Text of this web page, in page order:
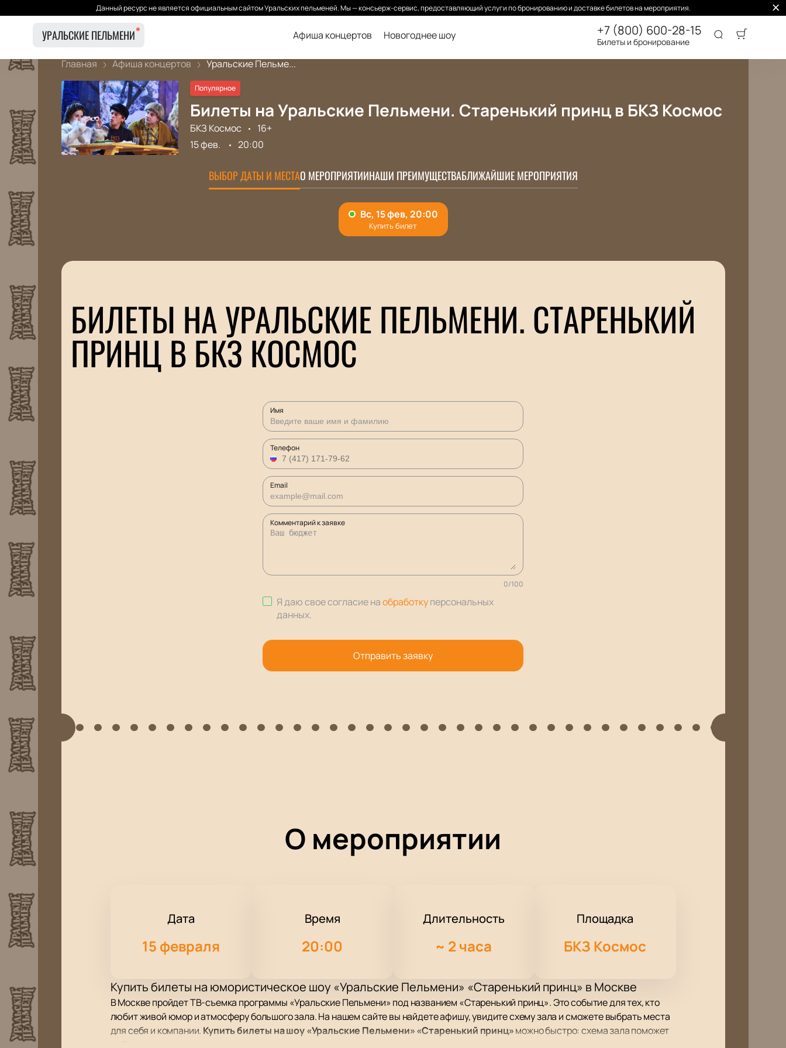
Данный ресурс не является официальным сайтом Уральских пельменей. Мы — консьерж-сервис, предоставляющий услуги по бронированию и доставке билетов на мероприятия.
УРАЛЬСКИЕ ПЕЛЬМЕНИ Афиша концертов Новогоднее шоу +7 (800) 600-28-15
Билеты и бронирование
Главная Афиша концертов Уральские Пельме...
Популярное
Билеты на Уральские Пельмени. Старенький принц в БКЗ Космос
БКЗ Космос
16+
15 фев.
20:00
ВЫБОР ДАТЫ И МЕСТАО МЕРОПРИЯТИИНАШИ ПРЕИМУЩЕСТВАБЛИЖАЙШИЕ МЕРОПРИЯТИЯ
БИЛЕТЫ НА УРАЛЬСКИЕ ПЕЛЬМЕНИ. СТАРЕНЬКИЙ
ПРИНЦ В БКЗ КОСМОС
Имя
Телефон
Email
Комментарий к заявке
0/100
Я даю свое согласие наобработкуперсональных
данных.
Отправить заявку
О мероприятии
Дата
15 февраля
Время
20:00
Длительность
~ 2 часа
Площадка
БКЗ Космос
Купить билеты на юмористическое шоу «Уральские Пельмени» «Старенький принц» в Москве
В Москве пройдет ТВ-съемка программы «Уральские Пельмени» под названием «Старенький принц». Это событие для тех, кто
любит живой юмор и атмосферу большого зала. На нашем сайте вы найдете афишу, увидите схему зала и сможете выбрать места
для себя и компании. Купить билеты на шоу «Уральские Пельмени» «Старенький принц»можно быстро: схема зала поможет